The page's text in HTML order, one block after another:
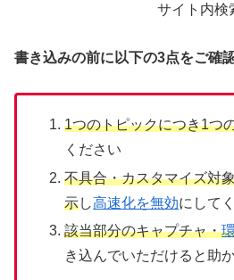
サイト内検
書き込みの前に以下の3点をご確
1つのトピックにつき1つ
ください
不具合・カスタマイズ対
示し高速化を無効にして
該当部分のキャプチャ・
き込んでいただけると助